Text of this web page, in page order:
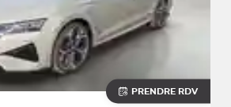
PRENDRE RDV